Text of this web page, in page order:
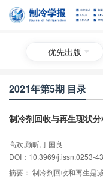
优先出版
2021年第5期 目录
制冷剂回收与再生现状
高欢,顾昕,丁国良
DOI：10.3969/j.issn.0253-
摘要： 制冷剂回收和再生是